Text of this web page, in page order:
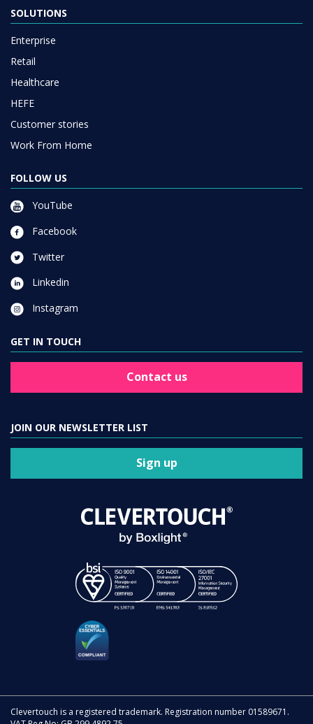
SOLUTIONS
Enterprise
Retail
Healthcare
HEFE
Customer stories
Work From Home
FOLLOW US
YouTube
Facebook
Twitter
Linkedin
Instagram
GET IN TOUCH
Contact us
JOIN OUR NEWSLETTER LIST
Sign up
Clevertouch is a registered trademark. Registration number 01589671.